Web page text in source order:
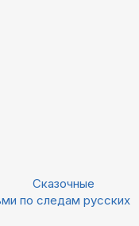
Сказочные
по следам русских